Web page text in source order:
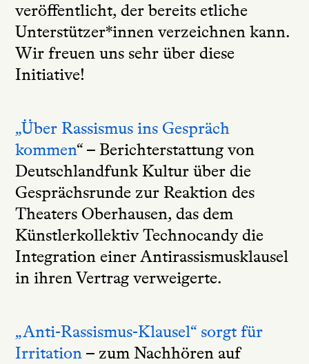
veröffentlicht, der bereits etliche
Unterstützer*innen verzeichnen kann.
Wir freuen uns sehr über diese
Initiative!
„Über Rassismus ins Gespräch
kommen“ – Berichterstattung von
Deutschlandfunk Kultur über die
Gesprächsrunde zur Reaktion des
Theaters Oberhausen, das dem
Künstlerkollektiv Technocandy die
Integration einer Antirassismusklausel
in ihren Vertrag verweigerte.
„Anti-Rassismus-Klausel“ sorgt für
Irritation – zum Nachhören auf